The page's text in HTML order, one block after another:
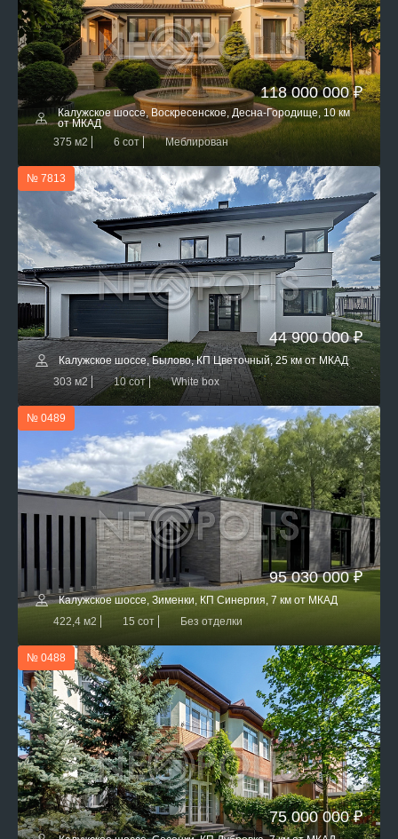
118 000 000 ₽
Калужское шоссе, Воскресенское, Десна-Городище, 10 км
от МКАД
375 м2
6 сот Меблирован
№ 7813
44 900 000 ₽
Калужское шоссе, Былово, КП Цветочный, 25 км от МКАД
303 м2
10 сот White box
№ 0489
95 030 000 ₽
Калужское шоссе, Зименки, КП Синергия, 7 км от МКАД
422,4 м2
15 сот Без отделки
№ 0488
75 000 000 ₽